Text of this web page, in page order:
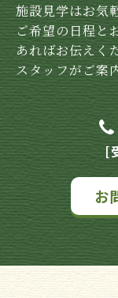
施設見学はお気
ご希望の日程と
あればお伝えく
スタッフがご案
[
お